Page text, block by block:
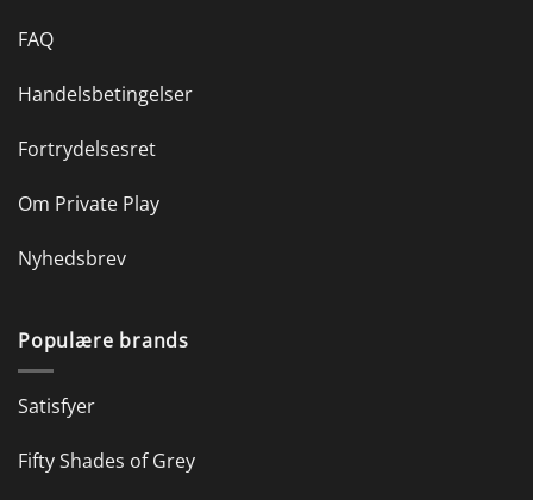
FAQ
Handelsbetingelser
Fortrydelsesret
Om Private Play
Nyhedsbrev
Populære brands
Satisfyer
Fifty Shades of Grey